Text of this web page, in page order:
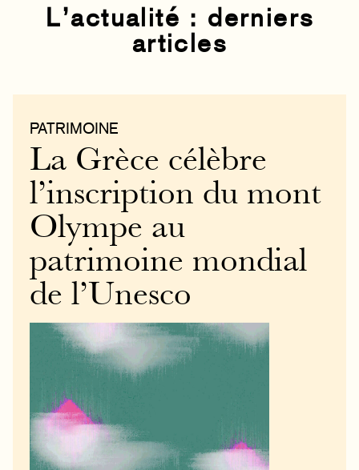
L’actualité : derniers
articles
PATRIMOINE
La Grèce célèbre
l’inscription du mont
Olympe au
patrimoine mondial
de l’Unesco